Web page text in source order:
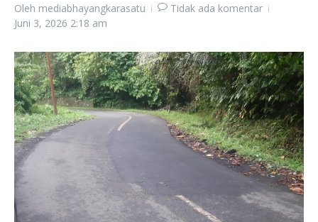
Oleh mediabhayangkarasatu
Tidak ada komentar
Juni 3, 2026 2:18 am